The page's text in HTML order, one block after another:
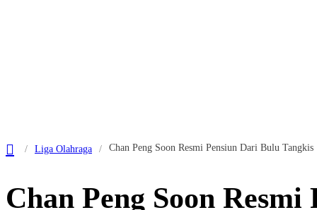
Liga Olahraga Chan Peng Soon Resmi Pensiun Dari Bulu Tangkis
Chan Peng Soon